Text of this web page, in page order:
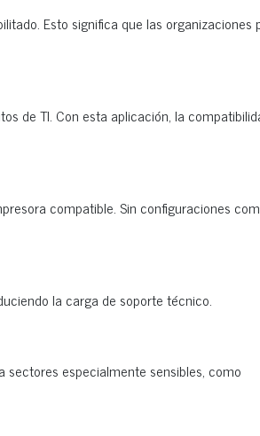
Esto significa que las organizaciones
de TI. Con esta aplicación, la
compatible. Sin configuraciones
la carga de soporte técnico.
sectores especialmente sensibles, como